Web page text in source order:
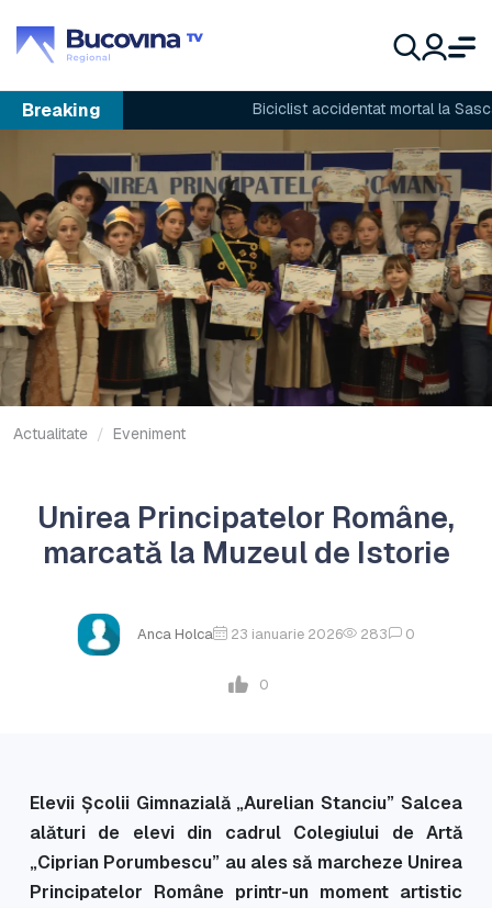
Breaking Biciclist accidentat mortal la Sasca
Actualitate Eveniment
Unirea Principatelor Române,
marcată la Muzeul de Istorie
Anca Holca 23 ianuarie 2026 283 0
0
Elevii Școlii Gimnazială „Aurelian Stanciu” Salcea
alături de elevi din cadrul Colegiului de Artă
„Ciprian Porumbescu” au ales să marcheze Unirea
Principatelor Române printr-un moment artistic